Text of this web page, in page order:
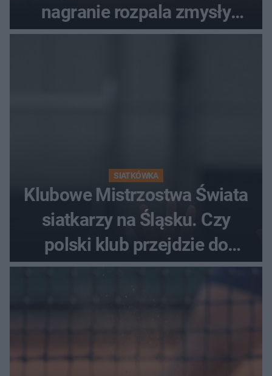
nagranie rozpala zmysły
fanów
SIATKÓWKA
Klubowe Mistrzostwa Świata
siatkarzy na Śląsku. Czy
polski klub przejdzie do
historii